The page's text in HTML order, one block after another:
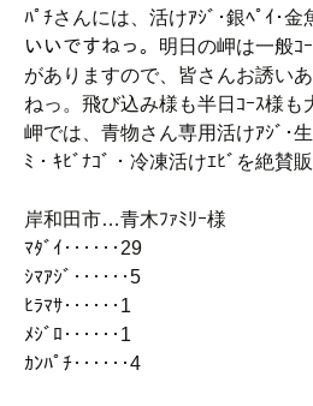
ﾊﾟﾁさんには、活けｱｼﾞ･銀ﾍﾟｲ･金
いいですねっ。明日の岬は一般ｺ
がありますので、皆さんお誘い
ねっ。飛び込み様も半日ｺｰｽ様も
岬では、青物さん専用活けｱｼﾞ･
ﾐ・ｷﾋﾞﾅｺﾞ・冷凍活けｴﾋﾞを絶賛
岸和田市…青木ﾌｧﾐﾘｰ様
ﾏﾀﾞｲ‥‥‥29
ｼﾏｱｼﾞ‥‥‥5
ﾋﾗﾏｻ‥‥‥1
ﾒｼﾞﾛ‥‥‥1
ｶﾝﾊﾟﾁ‥‥‥4